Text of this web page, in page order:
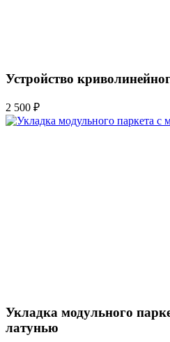
Устройство
2 500 ₽
Укладка модульного
латунью